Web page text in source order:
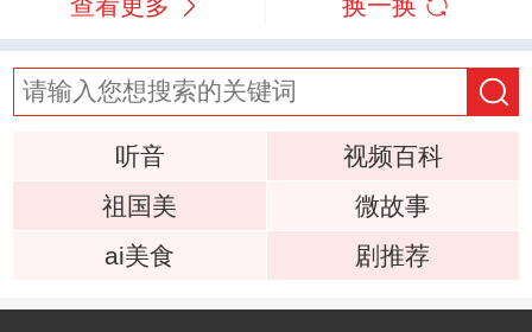
查看更多 换一换
听音
视频百科
祖国美
微故事
ai美食
剧推荐